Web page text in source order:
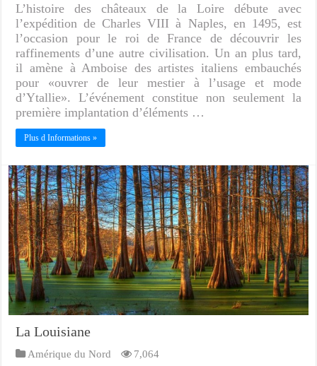
L’histoire des châteaux de la Loire débute avec
l’expédition de Charles VIII à Naples, en 1495, est
l’occasion pour le roi de France de découvrir les
raffinements d’une autre civilisation. Un an plus tard,
il amène à Amboise des artistes italiens embauchés
pour «ouvrer de leur mestier à l’usage et mode
d’Ytallie». L’événement constitue non seulement la
première implantation d’éléments …
Plus d Informations »
La Louisiane
Amérique du Nord 7,064